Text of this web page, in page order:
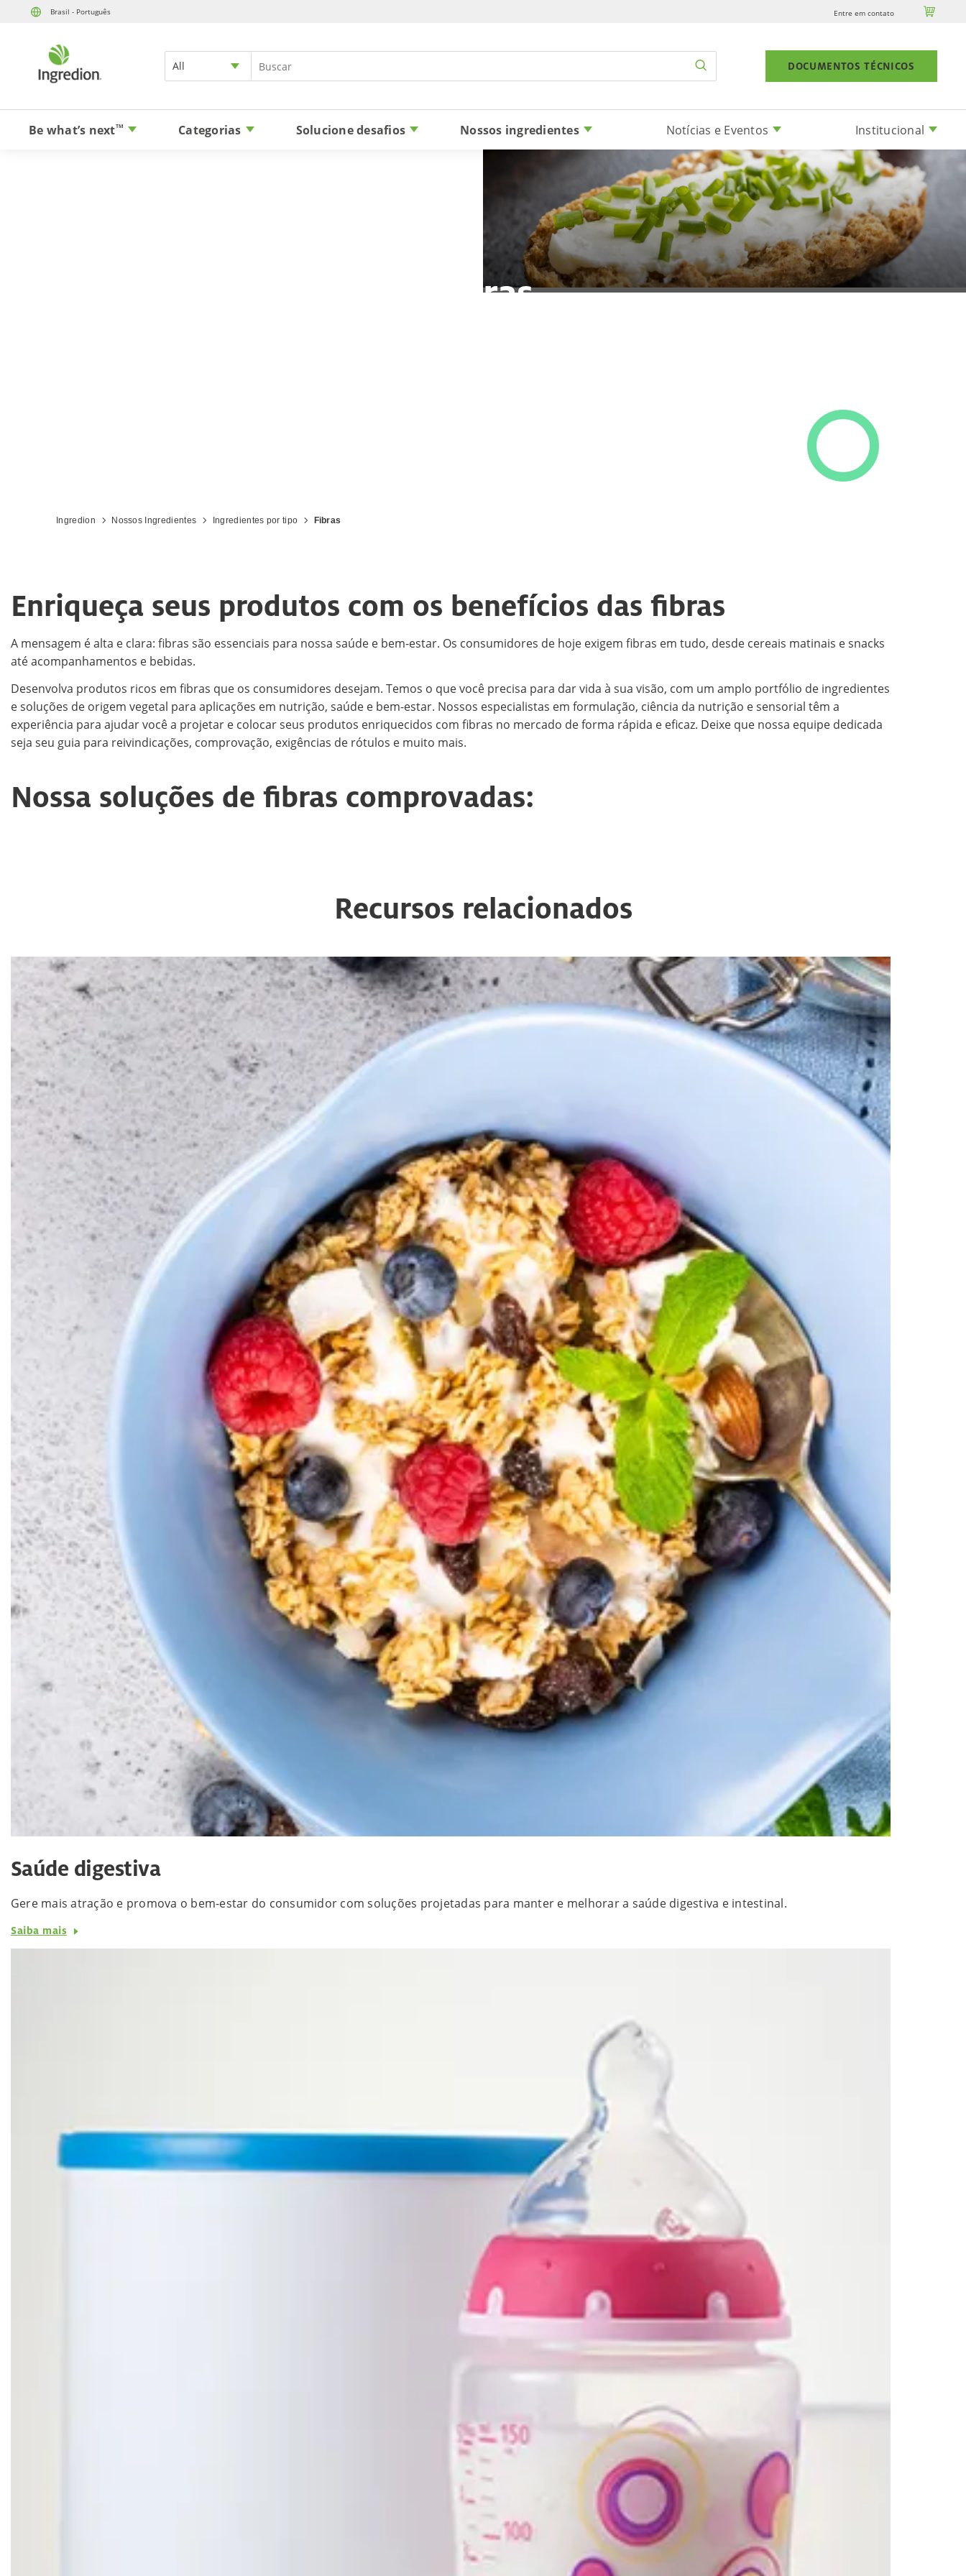
Brasil - Português Entre em contato 
All DOCUMENTOS TÉCNICOS
Be what’s nextTM Categorias Solucione desafios Nossos ingredientes Notícias e Eventos Institucional
Fibras
Ingredion Nossos Ingredientes Ingredientes por tipo Fibras
Enriqueça seus produtos com os benefícios das fibras
A mensagem é alta e clara: fibras são essenciais para nossa saúde e bem-estar. Os consumidores de hoje exigem fibras em tudo, desde cereais matinais e snacks
até acompanhamentos e bebidas.
Desenvolva produtos ricos em fibras que os consumidores desejam. Temos o que você precisa para dar vida à sua visão, com um amplo portfólio de ingredientes
e soluções de origem vegetal para aplicações em nutrição, saúde e bem-estar. Nossos especialistas em formulação, ciência da nutrição e sensorial têm a
experiência para ajudar você a projetar e colocar seus produtos enriquecidos com fibras no mercado de forma rápida e eficaz. Deixe que nossa equipe dedicada
seja seu guia para reivindicações, comprovação, exigências de rótulos e muito mais.
Nossa soluções de fibras comprovadas:
Recursos relacionados
Saúde digestiva
Gere mais atração e promova o bem-estar do consumidor com soluções projetadas para manter e melhorar a saúde digestiva e intestinal.
Saiba mais